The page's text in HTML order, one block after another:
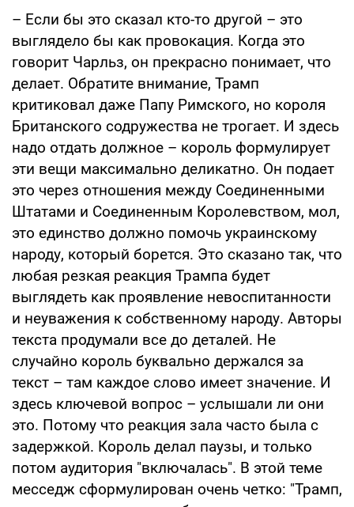
– Если бы это сказал кто-то другой – это
выглядело бы как провокация. Когда это
говорит Чарльз, он прекрасно понимает, что
делает. Обратите внимание, Трамп
критиковал даже Папу Римского, но короля
Британского содружества не трогает. И здесь
надо отдать должное – король формулирует
эти вещи максимально деликатно. Он подает
это через отношения между Соединенными
Штатами и Соединенным Королевством, мол,
это единство должно помочь украинскому
народу, который борется. Это сказано так, что
любая резкая реакция Трампа будет
выглядеть как проявление невоспитанности
и неуважения к собственному народу. Авторы
текста продумали все до деталей. Не
случайно король буквально держался за
текст – там каждое слово имеет значение. И
здесь ключевой вопрос – услышали ли они
это. Потому что реакция зала часто была с
задержкой. Король делал паузы, и только
потом аудитория "включалась". В этой теме
месседж сформулирован очень четко: "Трамп,